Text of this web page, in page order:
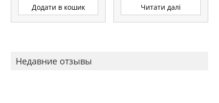
Додати в кошик Читати далі
Недавние отзывы